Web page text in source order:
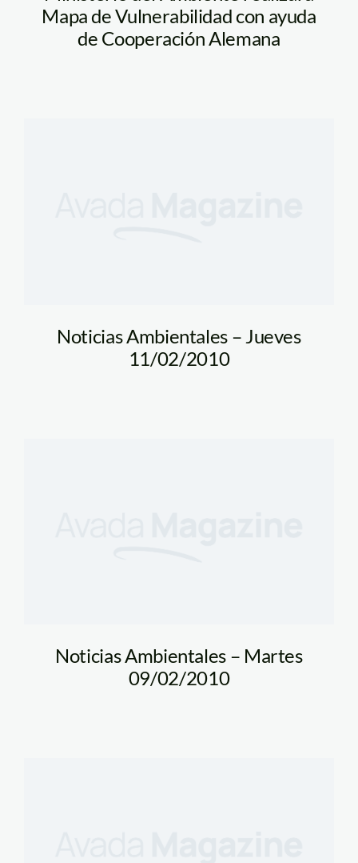
Mapa de Vulnerabilidad con ayuda
de Cooperación Alemana
Noticias Ambientales – Jueves
11/02/2010
Noticias Ambientales – Martes
09/02/2010